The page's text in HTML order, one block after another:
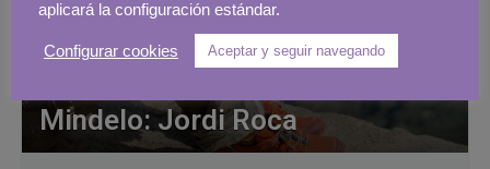
Mindelo: Jordi Roca
aplicará la configuración estándar.
Configurar cookies Aceptar y seguir navegando